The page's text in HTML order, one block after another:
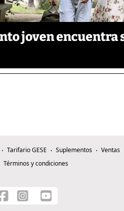
joven encuentra
Tarifario GESE Suplementos Ventas
Términos y condiciones